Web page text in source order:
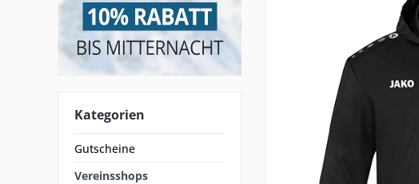
Kategorien
Gutscheine
Vereinsshops